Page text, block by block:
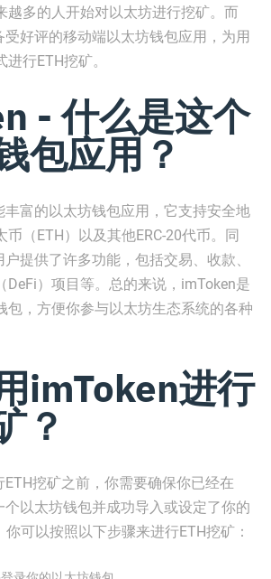
越多的人开始对以太坊进行挖矿。而
好评的移动端以太坊钱包应用，为用
行ETH挖矿。
- 什么是这个
包应用？
丰富的以太坊钱包应用，它支持安全地
（ETH）以及其他ERC-20代币。同
提供了许多功能，包括交易、收款、
DeFi）项目等。总的来说，imToken是
包，方便你参与以太坊生态系统的各种
imToken进行
？
挖矿之前，你需要确保你已经在
个以太坊钱包并成功导入或设定了你的
可以按照以下步骤来进行ETH挖矿：